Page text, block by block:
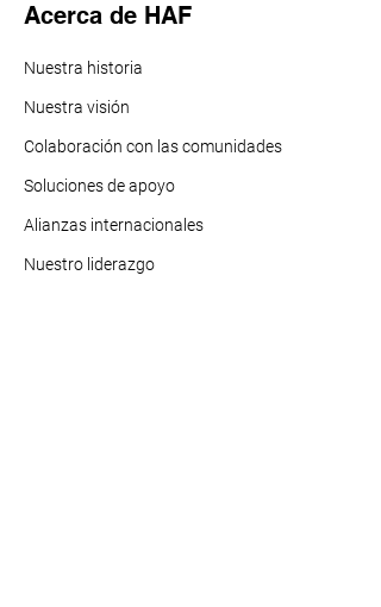
Acerca de HAF
Nuestra historia
Nuestra visión
Colaboración con las comunidades
Soluciones de apoyo
Alianzas internacionales
Nuestro liderazgo